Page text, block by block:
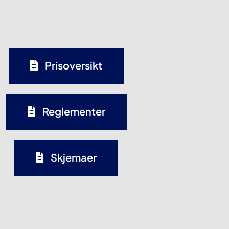
Prisoversikt
Reglementer
Skjemaer